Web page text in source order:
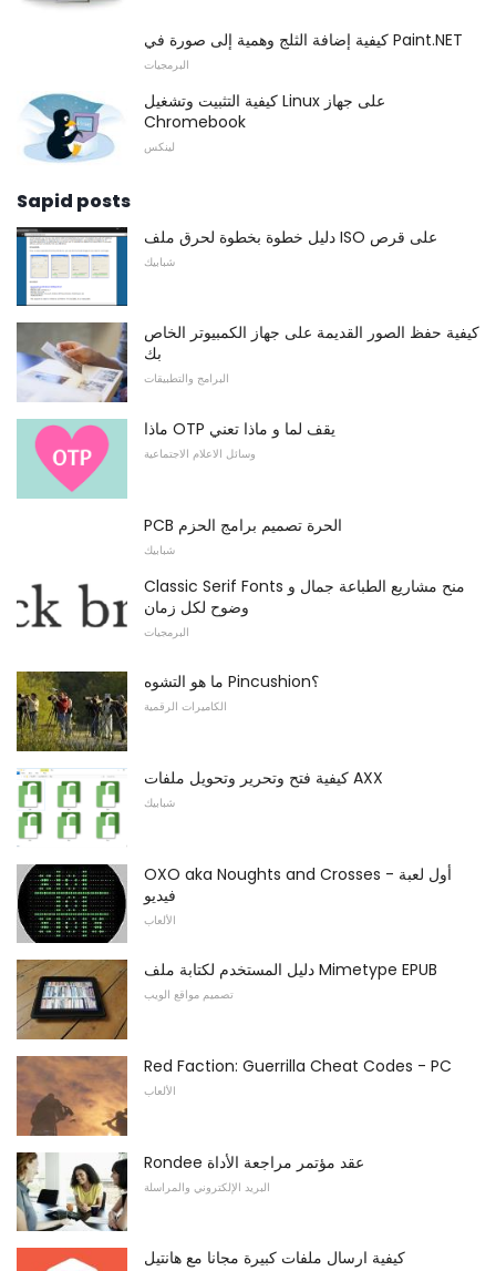
كيفية إضافة الثلج وهمية إلى صورة في Paint.NET
البرمجيات
كيفية التثبيت وتشغيل Linux على جهاز
Chromebook
لينكس
Sapid posts
دليل خطوة بخطوة لحرق ملف ISO على قرص
شبابيك
كيفية حفظ الصور القديمة على جهاز الكمبيوتر الخاص
بك
البرامج والتطبيقات
ماذا OTP يقف لما و ماذا تعني
وسائل الاعلام الاجتماعية
PCB الحرة تصميم برامج الحزم
شبابيك
Classic Serif Fonts منح مشاريع الطباعة جمال و
وضوح لكل زمان
البرمجيات
ما هو التشوه Pincushion؟
الكاميرات الرقمية
كيفية فتح وتحرير وتحويل ملفات AXX
شبابيك
OXO aka Noughts and Crosses - أول لعبة
فيديو
الألعاب
دليل المستخدم لكتابة ملف Mimetype EPUB
تصميم مواقع الويب
Red Faction: Guerrilla Cheat Codes - PC
الألعاب
Rondee عقد مؤتمر مراجعة الأداة
البريد الإلكتروني والمراسلة
كيفية ارسال ملفات كبيرة مجانا مع هانتيل